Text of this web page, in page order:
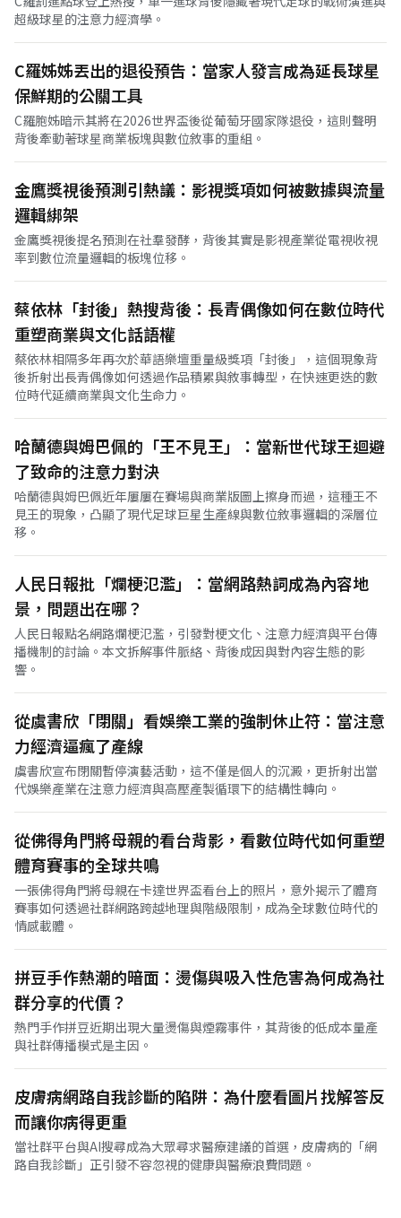
超級球星的注意力經濟學。
C羅姊姊丟出的退役預告：當家人發言成為延長球星
保鮮期的公關工具
C羅胞姊暗示其將在2026世界盃後從葡萄牙國家隊退役，這則聲明
背後牽動著球星商業板塊與數位敘事的重組。
金鷹獎視後預測引熱議：影視獎項如何被數據與流量
邏輯綁架
金鷹獎視後提名預測在社羣發酵，背後其實是影視產業從電視收視
率到數位流量邏輯的板塊位移。
蔡依林「封後」熱搜背後：長青偶像如何在數位時代
重塑商業與文化話語權
蔡依林相隔多年再次於華語樂壇重量級獎項「封後」，這個現象背
後折射出長青偶像如何透過作品積累與敘事轉型，在快速更迭的數
位時代延續商業與文化生命力。
哈蘭德與姆巴佩的「王不見王」：當新世代球王迴避
了致命的注意力對決
哈蘭德與姆巴佩近年屢屢在賽場與商業版圖上擦身而過，這種王不
見王的現象，凸顯了現代足球巨星生產線與數位敘事邏輯的深層位
移。
人民日報批「爛梗氾濫」：當網路熱詞成為內容地
景，問題出在哪？
人民日報點名網路爛梗氾濫，引發對梗文化、注意力經濟與平台傳
播機制的討論。本文拆解事件脈絡、背後成因與對內容生態的影
響。
從虞書欣「閉關」看娛樂工業的強制休止符：當注意
力經濟逼瘋了產線
虞書欣宣布閉關暫停演藝活動，這不僅是個人的沉澱，更折射出當
代娛樂產業在注意力經濟與高壓產製循環下的結構性轉向。
從佛得角門將母親的看台背影，看數位時代如何重塑
體育賽事的全球共鳴
一張佛得角門將母親在卡達世界盃看台上的照片，意外揭示了體育
賽事如何透過社群網路跨越地理與階級限制，成為全球數位時代的
情感載體。
拼豆手作熱潮的暗面：燙傷與吸入性危害為何成為社
群分享的代價？
熱門手作拼豆近期出現大量燙傷與煙霧事件，其背後的低成本量產
與社群傳播模式是主因。
皮膚病網路自我診斷的陷阱：為什麼看圖片找解答反
而讓你病得更重
當社群平台與AI搜尋成為大眾尋求醫療建議的首選，皮膚病的「網
路自我診斷」正引發不容忽視的健康與醫療浪費問題。